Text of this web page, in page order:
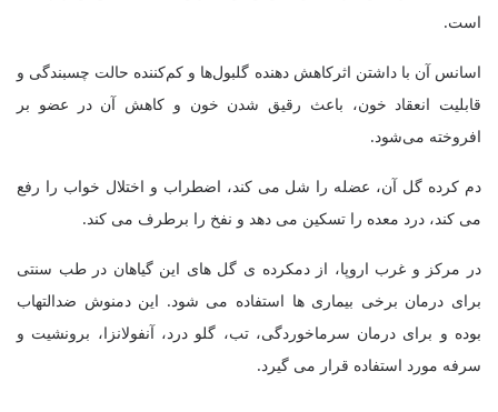
است.
اسانس آن با داشتن اثرکاهش ‌دهنده گلبول‌ها و کم‌کننده حالت چسبندگی و
قابلیت انعقاد خون، باعث رقیق شدن خون و کاهش آن در عضو بر
افروخته می‌شود.
دم کرده گل آن، عضله را شل می کند، اضطراب و اختلال خواب را رفع
می کند، درد معده را تسکین می دهد و نفخ را برطرف می کند.
در مرکز و غرب اروپا، از دمکرده ی گل های این گیاهان در طب سنتی
برای درمان برخی بیماری ها استفاده می شود. این دمنوش ضدالتهاب
بوده و برای درمان سرماخوردگی، تب، گلو درد، آنفولانزا، برونشیت و
سرفه مورد استفاده قرار می گیرد.